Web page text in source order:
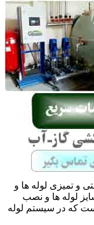
و تمیزی لوله ها و
لوله ها و نصب
که در سیستم لوله